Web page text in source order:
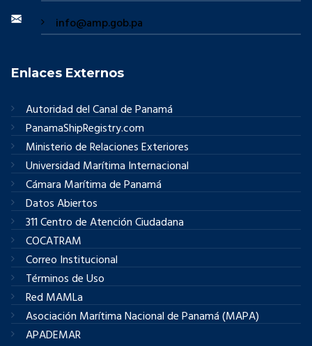
info@amp.gob.pa
Enlaces Externos
Autoridad del Canal de Panamá
PanamaShipRegistry.com
Ministerio de Relaciones Exteriores
Universidad Marítima Internacional
Cámara Marítima de Panamá
Datos Abiertos
311 Centro de Atención Ciudadana
COCATRAM
Correo Institucional
Términos de Uso
Red MAMLa
Asociación Marítima Nacional de Panamá (MAPA)
APADEMAR